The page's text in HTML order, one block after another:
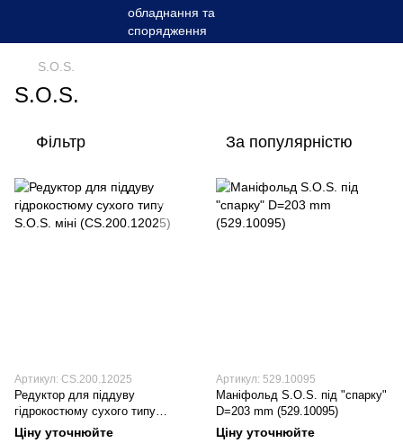
S.O.S.
S.O.S.
Фільтр За популярністю
Артикул: CS.200.12025
Редуктор для пiддуву
гiдрокостюму сухого типу
S.O.S. міні (CS.200.12025)
Ціну уточнюйте
Артикул: 529.10095
Маніфольд S.O.S. під "спарку"
D=203 mm (529.10095)
Ціну уточнюйте